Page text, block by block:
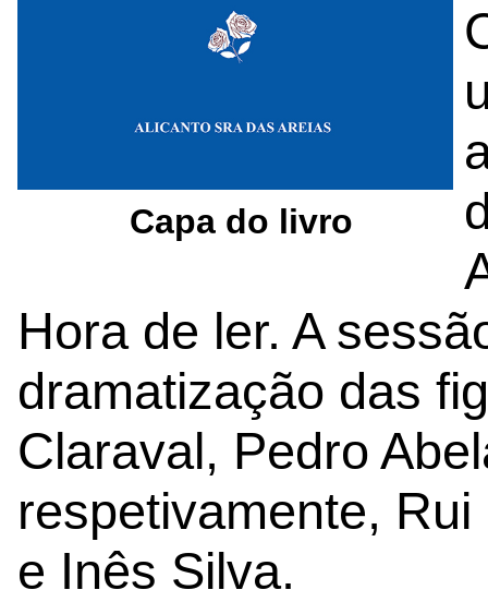
Capa do livro
Hora de ler. A
dramatização das
Claraval, Pedro
respetivamente,
e Inês Silva.